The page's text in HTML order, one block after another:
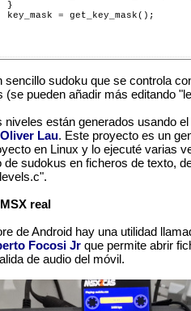
key_mask
=
sencillo sudoku que se controla
(se pueden añadir más editando
niveles están generados usando
Oliver Lau. Este proyecto es un
en Linux y lo ejecuté varias
de sudokus en ficheros de texto,
real
de Android hay una utilidad
Focosi Jr que permite abrir
de audio del móvil.